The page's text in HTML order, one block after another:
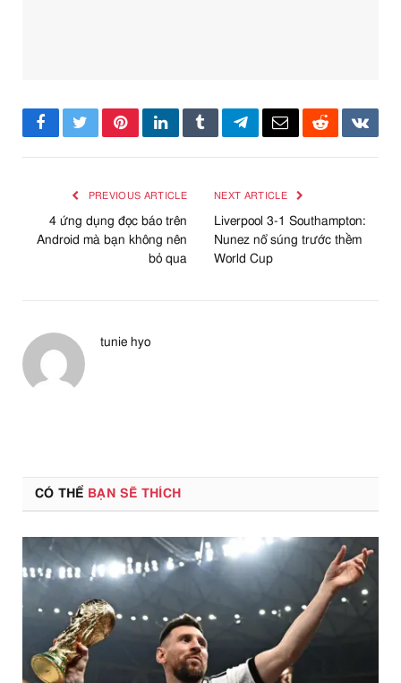
FacebookTwitterPinterestLinkedInTumblrTelegramEmailReddit
PREVIOUS ARTICLE
4 ứng dụng đọc báo trên
Android mà bạn không nên
bỏ qua
NEXT ARTICLE
Liverpool 3-1 Southampton:
Nunez nổ súng trước thềm
World Cup
tunie hyo
CÓ THỂ BẠN SẼ THÍCH